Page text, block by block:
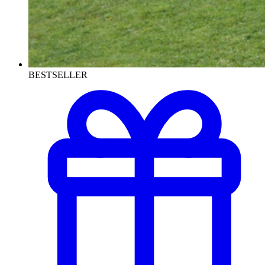
BESTSELLER